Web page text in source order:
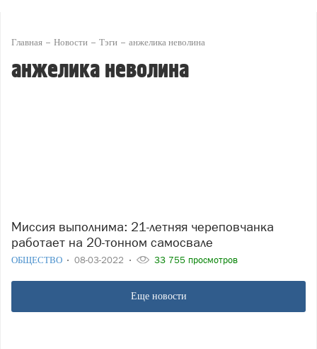
Главная Новости Тэги анжелика неволина
анжелика неволина
Миссия выполнима: 21-летняя череповчанка
работает на 20-тонном самосвале
ОБЩЕСТВО 08-03-2022 33 755 просмотров
Еще новости